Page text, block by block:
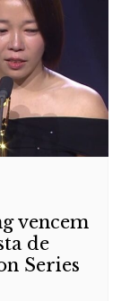
vencem
de
Series